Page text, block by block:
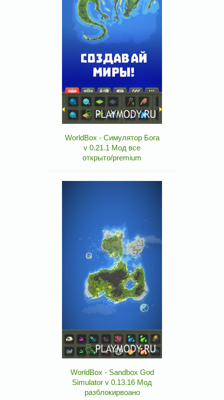
WorldBox - Симулятор Бога
v 0.21.1 Мод все
открыто/premium
WorldBox - Sandbox God
Simulator v 0.13.16 Мод
разблокирвоано